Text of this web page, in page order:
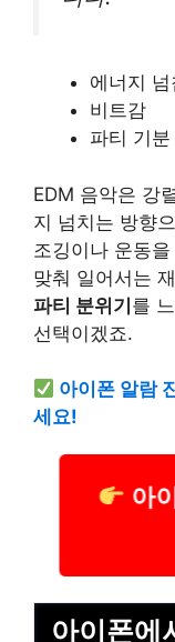
에너지 넘
비트감
파티 기분
EDM 음악은 강
지 넘치는 방향
조깅이나 운동
맞춰 일어서는
파티 분위기를
선택이겠죠.
아이폰 알람
세요!
아
아이폰에